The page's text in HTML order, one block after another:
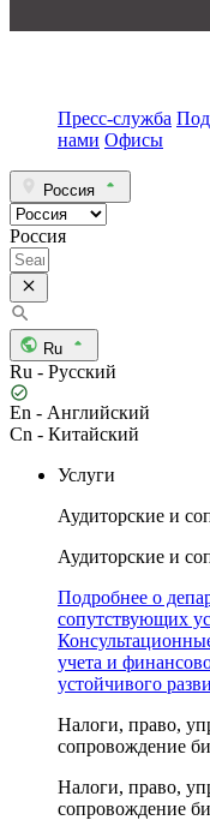
Пресс-служба
нами Офисы
Россия
Россия
Ru
Ru - Русский
En - Английский
Cn - Китайский
Услуги
Аудиторские и
Аудиторские и
Подробнее о
сопутствующих
учета и
устойчивого
Налоги, право,
сопровождение
Налоги, право,
сопровождение